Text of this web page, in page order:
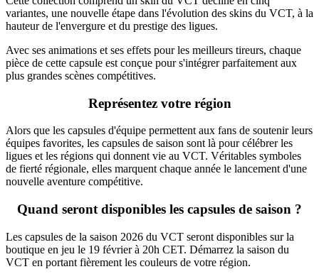
variantes, une nouvelle étape dans l'évolution des skins du VCT, à la
hauteur de l'envergure et du prestige des ligues.
Avec ses animations et ses effets pour les meilleurs tireurs, chaque
pièce de cette capsule est conçue pour s'intégrer parfaitement aux
plus grandes scènes compétitives.
Représentez votre région
Alors que les capsules d'équipe permettent aux fans de soutenir leurs
équipes favorites, les capsules de saison sont là pour célébrer les
ligues et les régions qui donnent vie au VCT. Véritables symboles
de fierté régionale, elles marquent chaque année le lancement d'une
nouvelle aventure compétitive.
Quand seront disponibles les capsules de saison ?
Les capsules de la saison 2026 du VCT seront disponibles sur la
boutique en jeu le 19 février à 20h CET. Démarrez la saison du
VCT en portant fièrement les couleurs de votre région.